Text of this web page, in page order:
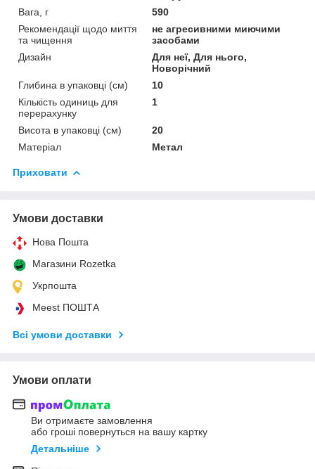
Вага, г
590
Рекомендації щодо миття
та чищення
не агресивними миючими
засобами
Дизайн
Для неї, Для нього,
Новорічний
Глибина в упаковці (см)
10
Кількість одиниць для
перерахунку
1
Висота в упаковці (см)
20
Матеріал
Метал
Приховати
Умови доставки
Нова Пошта
Магазини Rozetka
Укрпошта
Meest ПОШТА
Всі умови доставки
Умови оплати
Ви отримаєте замовлення
або гроші повернуться на вашу картку
Детальніше